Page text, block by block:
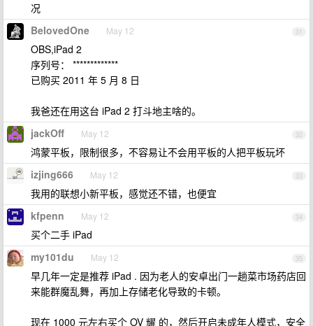
况
31
BelovedOne May 12
OBS,iPad 2
序列号： *************
已购买 2011 年 5 月 8 日
我爸还在用这台 iPad 2 打斗地主啥的。
32
jackOff May 12
鸿蒙平板，限制很多，不容易让不会用平板的人把平板玩坏
33
izjing666 May 12
我用的联想小新平板，感觉还不错，也便宜
34
kfpenn May 12
买个二手 iPad
35
my101du May 12
早几年一定是推荐 iPad . 因为老人的安卓出门一趟菜市场药店回
来能群魔乱舞，再加上存储老化导致的卡顿。
现在 1000 元左右买个 OV 耀 的，然后开启未成年人模式，安全